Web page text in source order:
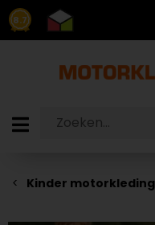
8.7
Kinder motorkleding